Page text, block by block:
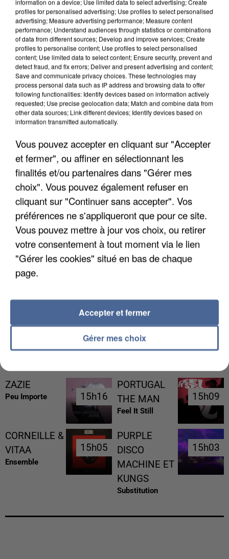
APRÈS TOUTES CES CANICULES, LES REFUGES
DE FAUNE SAUVAGE SONT...
MAFIA INTERPELLÉ EN ALGÉRIE
RÉCEMMENT DIFFUSÉ
ZAZIE
Peu Importe 15h16
15h16
PORTUGAL
THE MAN
Feel It Still
15h09
15h09
CORNEILLE &
VITAA
Ensemble
15h05
15h05
PURPLE
DISCO
MACHINE ET
KUNGS
Substitution
15h03
15h03
information on a device; Use limited data to select advertising; Create
profiles for personalised advertising; Use profiles to select personalised
advertising; Measure advertising performance; Measure content
performance; Understand audiences through statistics or combinations
of data from different sources; Develop and improve services; Create
profiles to personalise content; Use profiles to select personalised
content; Use limited data to select content; Ensure security, prevent and
detect fraud, and fix errors; Deliver and present advertising and content;
Save and communicate privacy choices. These technologies may
process personal data such as IP address and browsing data to offer
following functionalities: Identify devices based on information actively
requested; Use precise geolocation data; Match and combine data from
other data sources; Link different devices; Identify devices based on
information transmitted automatically.
Vous pouvez accepter en cliquant sur "Accepter
et fermer", ou affiner en sélectionnant les
finalités et/ou partenaires dans "Gérer mes
choix". Vous pouvez également refuser en
cliquant sur "Continuer sans accepter". Vos
préférences ne s'appliqueront que pour ce site.
Vous pouvez mettre à jour vos choix, ou retirer
votre consentement à tout moment via le lien
"Gérer les cookies" situé en bas de chaque
page.
Gérer mes choix
Accepter et fermer